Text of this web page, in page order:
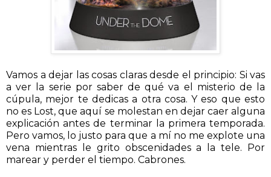
Vamos a dejar las cosas claras desde el principio: Si vas
a ver la serie por saber de qué va el misterio de la
cúpula, mejor te dedicas a otra cosa. Y eso que esto
no es Lost, que aquí se molestan en dejar caer alguna
explicación antes de terminar la primera temporada.
Pero vamos, lo justo para que a mí no me explote una
vena mientras le grito obscenidades a la tele. Por
marear y perder el tiempo. Cabrones.